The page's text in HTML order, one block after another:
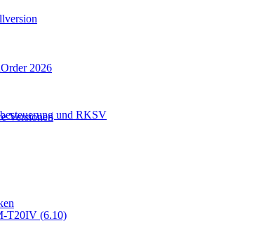
2026
Versionen
T20IV (6.10)
und RKSV